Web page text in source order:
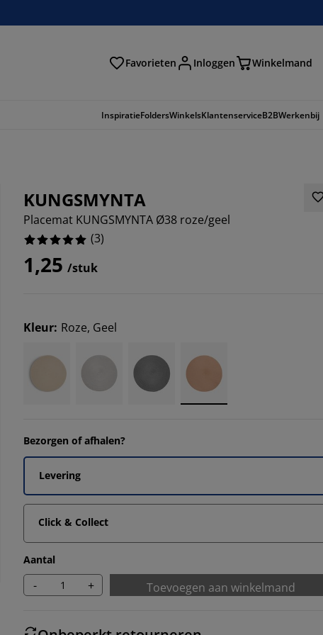
Favorieten Inloggen Winkelmand
InspiratieFoldersWinkelsKlantenserviceB2BWerkenbij
KUNGSMYNTA
Placemat KUNGSMYNTA Ø38 roze/geel
(3)
1,25 /stuk
Kleur: Roze, Geel
Bezorgen of afhalen?
Levering
Click & Collect
Aantal
- + Toevoegen aan winkelmand